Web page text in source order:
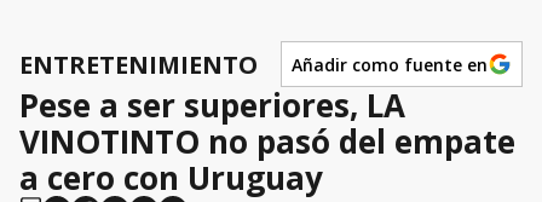
ENTRETENIMIENTO Añadir como fuente en
Pese a ser superiores, LA
VINOTINTO no pasó del empate
a cero con Uruguay